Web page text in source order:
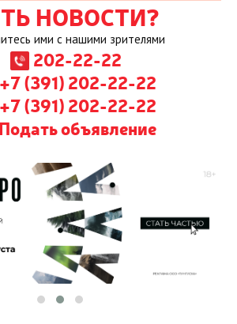
НОВОСТИ?
ими с нашими зрителями
202-22-22
+7 (391) 202-22-22
+7 (391) 202-22-22
Подать объявление